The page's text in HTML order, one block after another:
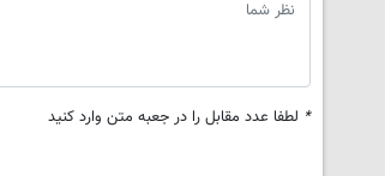
* لطفا عدد مقابل را در جعبه متن وارد کنید